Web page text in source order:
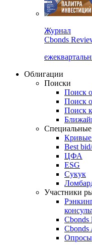
Журнал
Cbonds
Облигации
Поиски
Поиск
Поиск
Поиск
Специальные
Кривые
Best
ЦФА
ESG
Сукук
Участники
Cbonds
Cbonds
Опросы